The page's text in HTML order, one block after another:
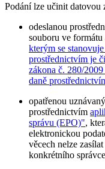
Podání lze učinit datovou
odeslanou
souboru ve
kterým se
prostřednictvím je
zákona č. 280/
daně
opatřenou
prostřednictvím
správu (EPO)",
elektronickou
věcech nelze
konkrétního